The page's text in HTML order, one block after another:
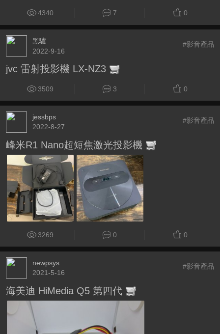
4340 7 0
黑驢
2022-9-16
#影音產品
jvc 雷射投影機 LX-NZ3
3509 3 0
jessbps
2022-8-27
#影音產品
峰米R1 Nano超短焦激光投影機
3269 0 0
newpsys
2021-5-16
#影音產品
海美迪 HiMedia Q5 第四代